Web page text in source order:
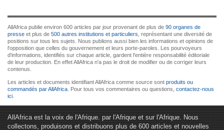
AllAfrica publie environ 600 articles par jour provenant de plus de 90 organes de
presse et plus de 500 autres institutions et particuliers , représentant une diversité de
positions sur tous les sujets. Nous publions aussi bien les informations et opinions de
l'opposition que celles du gouvernement et leurs porte-paroles. Les pourvoyeurs
d'informations, identifiés sur chaque article, gardent l'entière responsabilité éditoriale
de leur production. En effet AllAfrica n'a pas le droit de modifier ou de corriger leurs
contenus.
Les articles et documents identifiant AllAfrica comme source sont produits ou
commandés par AllAfrica . Pour tous vos commentaires ou questions, contactez-nous
ici
AllAfrica est la voix de l'Afrique. par l'Afrique et sur l'Afrique. Nous
collectons, produisons et distribuons plus de 600 articles et nouvelles